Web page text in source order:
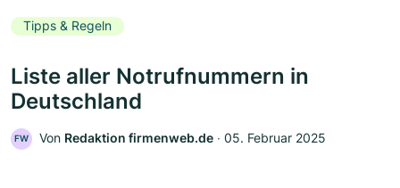
Tipps & Regeln
Liste aller Notrufnummern in
Deutschland
FW Von Redaktion firmenweb.de ‧ 05. Februar 2025